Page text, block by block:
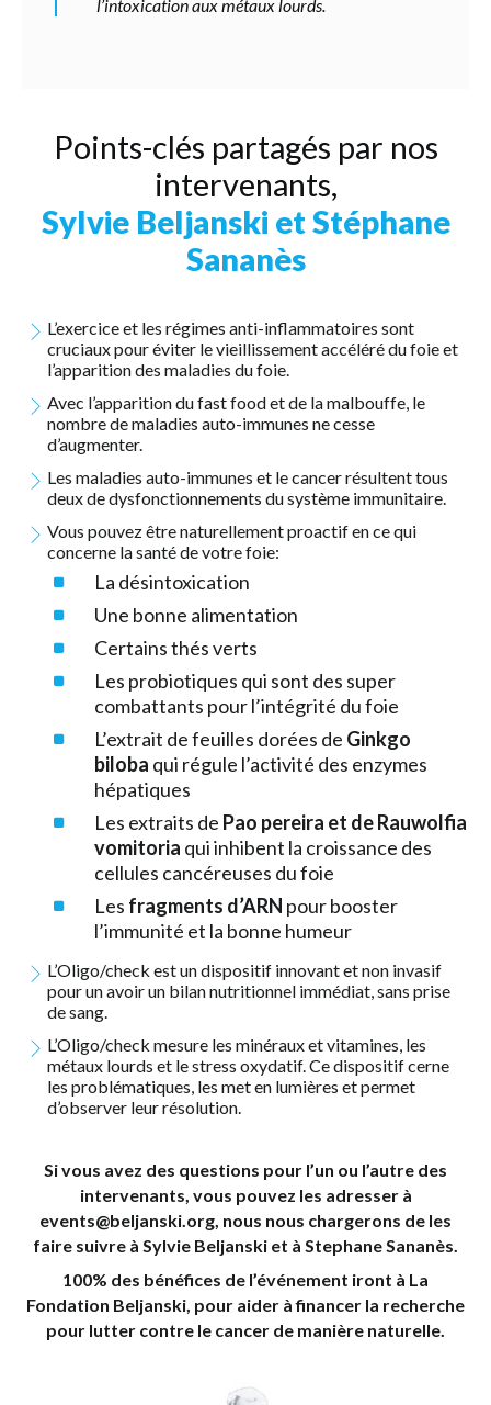
l’intoxication aux métaux lourds.
Points-clés partagés par nos
intervenants,
Sylvie Beljanski et Stéphane
Sananès
L’exercice et les régimes anti-inflammatoires sont
cruciaux pour éviter le vieillissement accéléré du foie et
l’apparition des maladies du foie.
Avec l’apparition du fast food et de la malbouffe, le
nombre de maladies auto-immunes ne cesse
d’augmenter.
Les maladies auto-immunes et le cancer résultent tous
deux de dysfonctionnements du système immunitaire.
Vous pouvez être naturellement proactif en ce qui
concerne la santé de votre foie:
La désintoxication
Une bonne alimentation
Certains thés verts
Les probiotiques qui sont des super
combattants pour l’intégrité du foie
L’extrait de feuilles dorées de Ginkgo
biloba qui régule l’activité des enzymes
hépatiques
Les extraits de Pao pereira et de Rauwolfia
vomitoria qui inhibent la croissance des
cellules cancéreuses du foie
Les fragments d’ARN pour booster
l’immunité et la bonne humeur
L’Oligo/check est un dispositif innovant et non invasif
pour un avoir un bilan nutritionnel immédiat, sans prise
de sang.
L’Oligo/check mesure les minéraux et vitamines, les
métaux lourds et le stress oxydatif. Ce dispositif cerne
les problématiques, les met en lumières et permet
d’observer leur résolution.
Si vous avez des questions pour l’un ou l’autre des
intervenants, vous pouvez les adresser à
events@beljanski.org, nous nous chargerons de les
faire suivre à Sylvie Beljanski et à Stephane Sananès.
100% des bénéfices de l’événement iront à La
Fondation Beljanski, pour aider à financer la recherche
pour lutter contre le cancer de manière naturelle.